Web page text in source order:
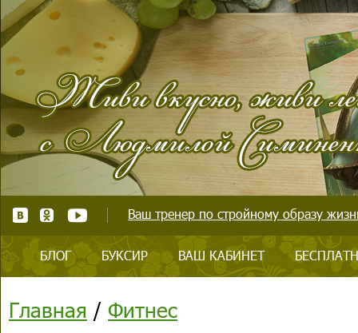
Ваш тренер по стройному образу
БЛОГ БУКСИР ВАШ КАБИНЕТ
Главная / Фитнес